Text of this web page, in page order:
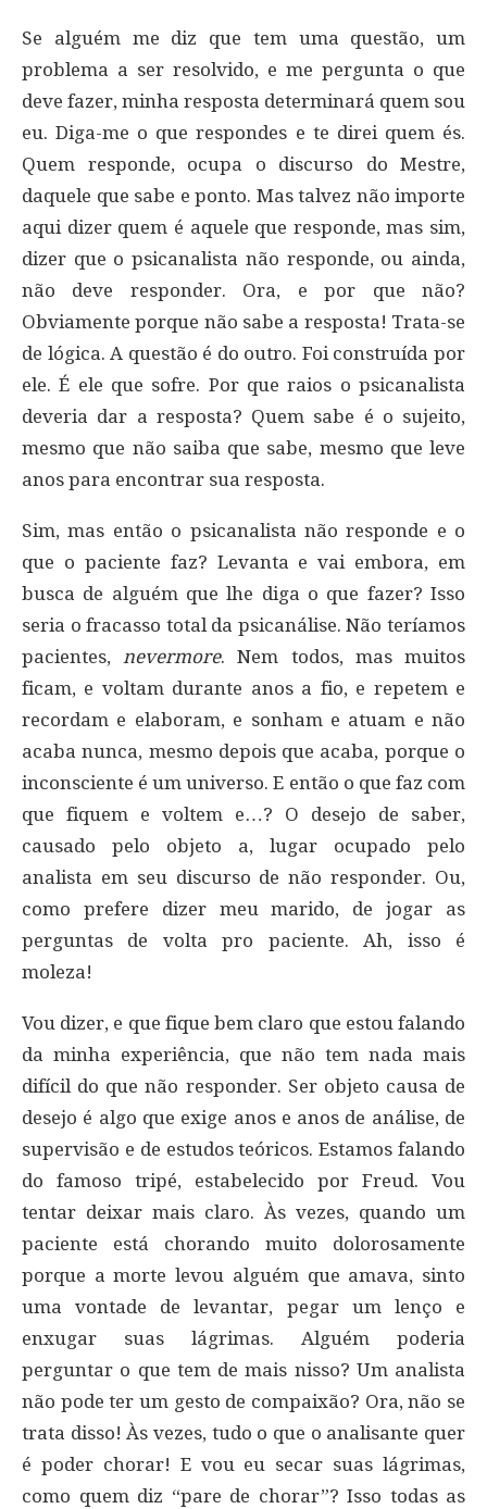
Se alguém me diz que tem uma questão, um
problema a ser resolvido, e me pergunta o que
deve fazer, minha resposta determinará quem sou
eu. Diga-me o que respondes e te direi quem és.
Quem responde, ocupa o discurso do Mestre,
daquele que sabe e ponto. Mas talvez não importe
aqui dizer quem é aquele que responde, mas sim,
dizer que o psicanalista não responde, ou ainda,
não deve responder. Ora, e por que não?
Obviamente porque não sabe a resposta! Trata-se
de lógica. A questão é do outro. Foi construída por
ele. É ele que sofre. Por que raios o psicanalista
deveria dar a resposta? Quem sabe é o sujeito,
mesmo que não saiba que sabe, mesmo que leve
anos para encontrar sua resposta.
Sim, mas então o psicanalista não responde e o
que o paciente faz? Levanta e vai embora, em
busca de alguém que lhe diga o que fazer? Isso
seria o fracasso total da psicanálise. Não teríamos
pacientes,nevermore. Nem todos, mas muitos
ficam, e voltam durante anos a fio, e repetem e
recordam e elaboram, e sonham e atuam e não
acaba nunca, mesmo depois que acaba, porque o
inconsciente é um universo. E então o que faz com
que fiquem e voltem e…? O desejo de saber,
causado pelo objeto a, lugar ocupado pelo
analista em seu discurso de não responder. Ou,
como prefere dizer meu marido, de jogar as
perguntas de volta pro paciente. Ah, isso é
moleza!
Vou dizer, e que fique bem claro que estou falando
da minha experiência, que não tem nada mais
difícil do que não responder. Ser objeto causa de
desejo é algo que exige anos e anos de análise, de
supervisão e de estudos teóricos. Estamos falando
do famoso tripé, estabelecido por Freud. Vou
tentar deixar mais claro. Às vezes, quando um
paciente está chorando muito dolorosamente
porque a morte levou alguém que amava, sinto
uma vontade de levantar, pegar um lenço e
enxugar suas lágrimas. Alguém poderia
perguntar o que tem de mais nisso? Um analista
não pode ter um gesto de compaixão? Ora, não se
trata disso! Às vezes, tudo o que o analisante quer
é poder chorar! E vou eu secar suas lágrimas,
como quem diz “pare de chorar”? Isso todas as